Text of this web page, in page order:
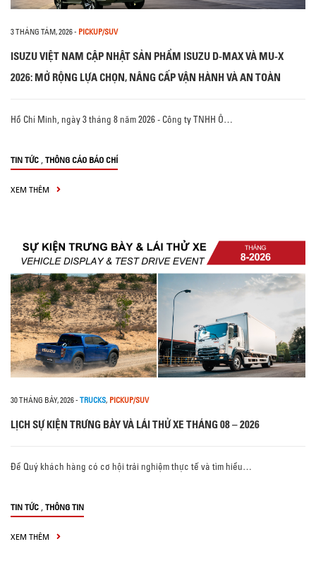
3 THÁNG TÁM, 2026- PICKUP/SUV
ISUZU VIỆT NAM CẬP NHẬT SẢN PHẨM ISUZU D-MAX VÀ MU-X
2026: MỞ RỘNG LỰA CHỌN, NÂNG CẤP VẬN HÀNH VÀ AN TOÀN
Hồ Chí Minh, ngày 3 tháng 8 năm 2026 - Công ty TNHH Ô…
TIN TỨC , THÔNG CÁO BÁO CHÍ
XEM THÊM
30 THÁNG BẢY, 2026- TRUCKS, PICKUP/SUV
LỊCH SỰ KIỆN TRƯNG BÀY VÀ LÁI THỬ XE THÁNG 08 – 2026
Để Quý khách hàng có cơ hội trải nghiệm thực tế và tìm hiểu…
TIN TỨC , THÔNG TIN
XEM THÊM